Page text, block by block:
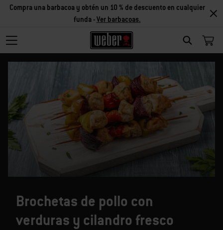
SEARCH
Compra una barbacoa y obtén un 10 % de descuento en cualquier
funda -Ver barbacoas.
Brochetas de pollo con
verduras y cilandro fresco